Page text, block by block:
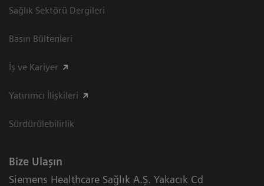
Sağlık Sektörü Dergileri
Basın Bültenleri
İş ve Kariyer
Yatırımcı İlişkileri
Sürdürülebilirlik
Bize Ulaşın
Siemens Healthcare Sağlık A.Ş. Yakacık Cd